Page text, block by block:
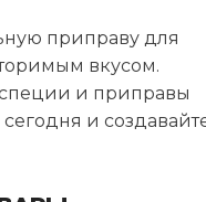
приправу для
вкусом.
и приправы
и